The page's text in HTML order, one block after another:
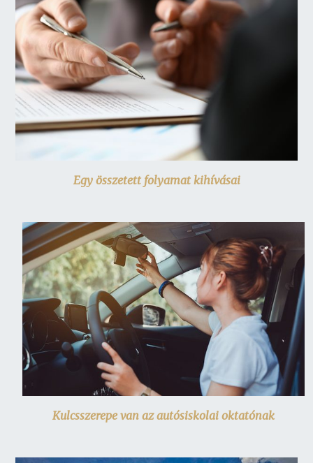
Egy összetett folyamat kihívásai
Kulcsszerepe van az autósiskolai oktatónak